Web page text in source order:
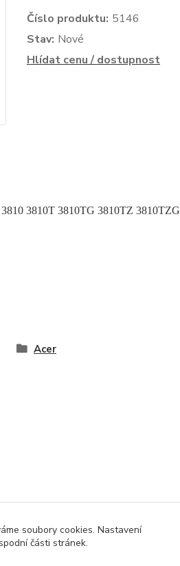
Číslo produktu: 5146
Stav: Nové
Hlídat cenu / dostupnost
3810T 3810TG 3810TZ 3810TZG
Acer
soubory cookies. Nastavení
části stránek.